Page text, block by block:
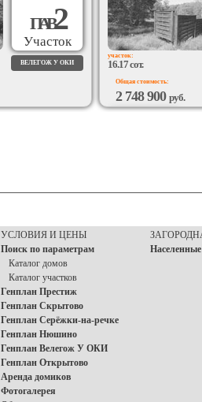
ПАВ2
Участок
ВЕЛЕГОЖ У ОКИ
участок:
16.17 сот.
Общая стоимость:
2 748 900 руб.
ВОЗМОЖЕН
УСЛОВИЯ И ЦЕНЫ
Поиск по параметрам
Каталог домов
Каталог участков
Генплан Престиж
Генплан Скрытово
Генплан Серёжки-на-речке
Генплан Нюшино
Генплан Велегож У ОКИ
Генплан Открытово
Аренда домиков
Фотогалерея